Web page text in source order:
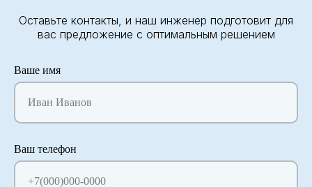
Оставьте контакты, и наш инженер подготовит для
вас предложение с оптимальным решением
Ваше имя
Иван Иванов
Ваш телефон
+7(000)000-0000